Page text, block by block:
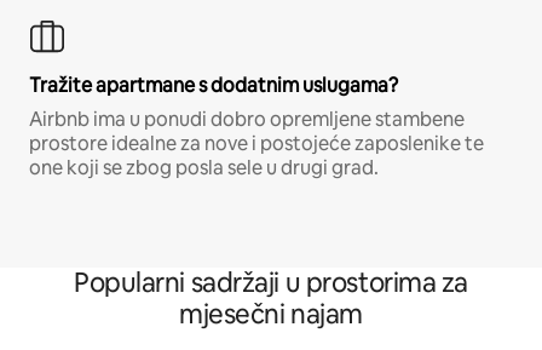
Tražite apartmane s dodatnim uslugama?
Airbnb ima u ponudi dobro opremljene stambene
prostore idealne za nove i postojeće zaposlenike te
one koji se zbog posla sele u drugi grad.
Popularni sadržaji u prostorima za
mjesečni najam